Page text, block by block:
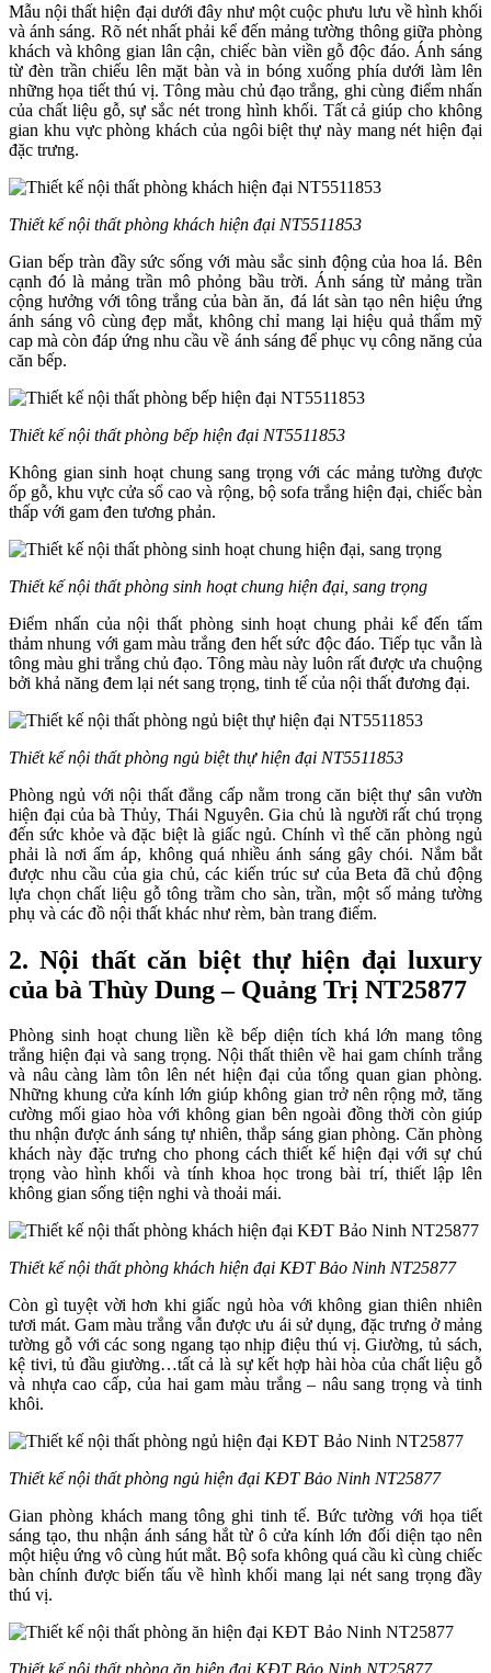
Mẫu nội thất hiện đại dưới đây như một cuộc phưu lưu về hình khối
và ánh sáng. Rõ nét nhất phải kể đến mảng tường thông giữa phòng
khách và không gian lân cận, chiếc bàn viền gỗ độc đáo. Ánh sáng
từ đèn trần chiếu lên mặt bàn và in bóng xuống phía dưới làm lên
những họa tiết thú vị. Tông màu chủ đạo trắng, ghi cùng điểm nhấn
của chất liệu gỗ, sự sắc nét trong hình khối. Tất cả giúp cho không
gian khu vực phòng khách của ngôi biệt thự này mang nét hiện đại
đặc trưng.
Thiết kế nội thất phòng khách hiện đại NT5511853
Gian bếp tràn đầy sức sống với màu sắc sinh động của hoa lá. Bên
cạnh đó là mảng trần mô phỏng bầu trời. Ánh sáng từ mảng trần
cộng hưởng với tông trắng của bàn ăn, đá lát sàn tạo nên hiệu ứng
ánh sáng vô cùng đẹp mắt, không chỉ mang lại hiệu quả thẩm mỹ
cap mà còn đáp ứng nhu cầu về ánh sáng để phục vụ công năng của
căn bếp.
Thiết kế nội thất phòng bếp hiện đại NT5511853
Không gian sinh hoạt chung sang trọng với các mảng tường được
ốp gỗ, khu vực cửa sổ cao và rộng, bộ sofa trắng hiện đại, chiếc bàn
thấp với gam đen tương phản.
Thiết kế nội thất phòng sinh hoạt chung hiện đại, sang trọng
Điểm nhấn của nội thất phòng sinh hoạt chung phải kể đến tấm
thảm nhung với gam màu trắng đen hết sức độc đáo. Tiếp tục vẫn là
tông màu ghi trắng chủ đạo. Tông màu này luôn rất được ưa chuộng
bởi khả năng đem lại nét sang trọng, tinh tế của nội thất đương đại.
Thiết kế nội thất phòng ngủ biệt thự hiện đại NT5511853
Phòng ngủ với nội thất đẳng cấp nằm trong căn biệt thự sân vườn
hiện đại của bà Thủy, Thái Nguyên. Gia chủ là người rất chú trọng
đến sức khỏe và đặc biệt là giấc ngủ. Chính vì thế căn phòng ngủ
phải là nơi ấm áp, không quá nhiều ánh sáng gây chói. Nắm bắt
được nhu cầu của gia chủ, các kiến trúc sư của Beta đã chủ động
lựa chọn chất liệu gỗ tông trầm cho sàn, trần, một số mảng tường
phụ và các đồ nội thất khác như rèm, bàn trang điểm.
2. Nội thất căn biệt thự hiện đại luxury
của bà Thùy Dung – Quảng Trị NT25877
Phòng sinh hoạt chung liền kề bếp diện tích khá lớn mang tông
trắng hiện đại và sang trọng. Nội thất thiên về hai gam chính trắng
và nâu càng làm tôn lên nét hiện đại của tổng quan gian phòng.
Những khung cửa kính lớn giúp không gian trở nên rộng mở, tăng
cường mối giao hòa với không gian bên ngoài đồng thời còn giúp
thu nhận được ánh sáng tự nhiên, thắp sáng gian phòng. Căn phòng
khách này đặc trưng cho phong cách thiết kế hiện đại với sự chú
trọng vào hình khối và tính khoa học trong bài trí, thiết lập lên
không gian sống tiện nghi và thoải mái.
Thiết kế nội thất phòng khách hiện đại KĐT Bảo Ninh NT25877
Còn gì tuyệt vời hơn khi giấc ngủ hòa với không gian thiên nhiên
tươi mát. Gam màu trắng vẫn được ưu ái sử dụng, đặc trưng ở mảng
tường gỗ với các song ngang tạo nhịp điệu thú vị. Giường, tủ sách,
kệ tivi, tủ đầu giường…tất cả là sự kết hợp hài hòa của chất liệu gỗ
và nhựa cao cấp, của hai gam màu trắng – nâu sang trọng và tinh
khôi.
Thiết kế nội thất phòng ngủ hiện đại KĐT Bảo Ninh NT25877
Gian phòng khách mang tông ghi tinh tế. Bức tường với họa tiết
sáng tạo, thu nhận ánh sáng hắt từ ô cửa kính lớn đối diện tạo nên
một hiệu ứng vô cùng hút mắt. Bộ sofa không quá cầu kì cùng chiếc
bàn chính được biến tấu về hình khối mang lại nét sang trọng đầy
thú vị.